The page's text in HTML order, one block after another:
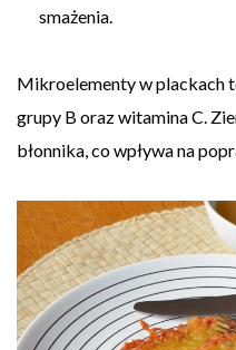
smażenia.
Mikroelementy w plackach
grupy B oraz witamina C.
błonnika, co wpływa na